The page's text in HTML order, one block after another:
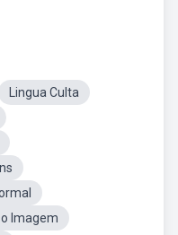
Lingua Culta
Imagem